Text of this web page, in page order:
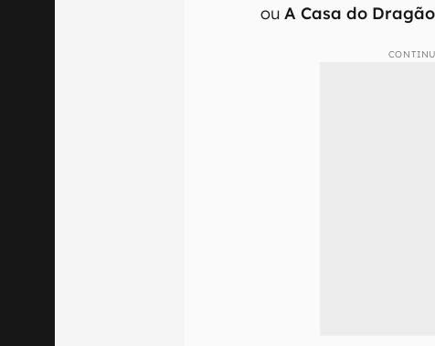
ouA Casa do Dragão